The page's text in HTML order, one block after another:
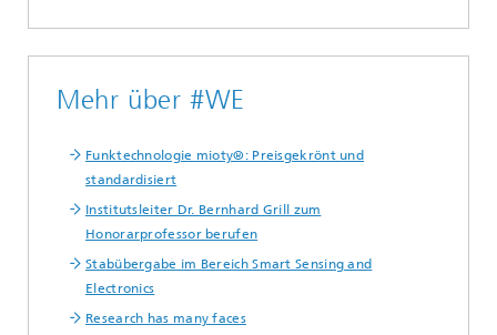
Mehr über #WE
Funktechnologie mioty®: Preisgekrönt und
standardisiert
Institutsleiter Dr. Bernhard Grill zum
Honorarprofessor berufen
Stabübergabe im Bereich Smart Sensing and
Electronics
Research has many faces